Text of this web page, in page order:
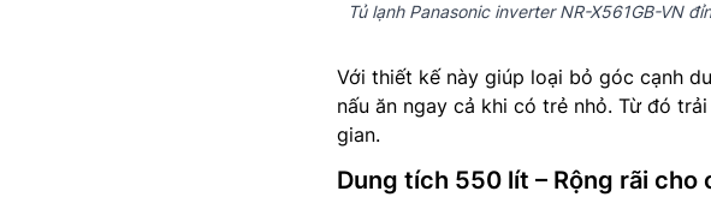
Tủ lạnh Panasonic inverter NR-X561GB-VN
Với thiết kế này giúp loại bỏ góc cạnh
nấu ăn ngay cả khi có trẻ nhỏ. Từ đó
gian.
Dung tích 550 lít – Rộng rãi cho